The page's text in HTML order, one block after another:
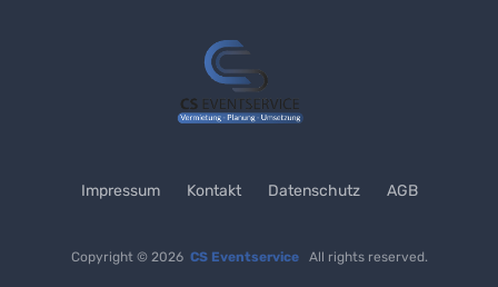
Impressum Kontakt Datenschutz AGB
Copyright © 2026 CS Eventservice All rights reserved.